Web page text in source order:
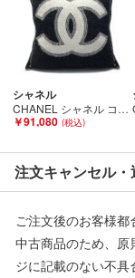
シャネル
CHANEL シャネル ココマーク ダブルフェイス クッション ブラック×ホワイト ウール/カシミヤ Bランク
￥91,080
注文キャンセル
ご注文後のお客様都
中古商品のため、
ジに記載のない不